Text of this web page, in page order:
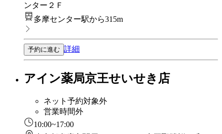
ンター２Ｆ
多摩センター駅から315m
予約に進む 詳細
アイン薬局京王せいせき店
ネット予約対象外
営業時間外
10:00~17:00